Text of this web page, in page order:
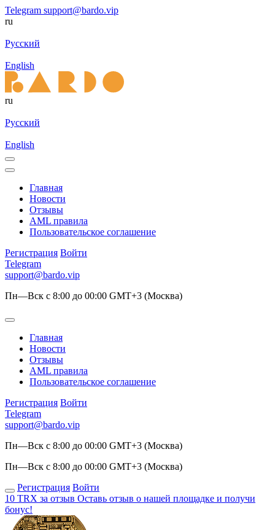
Telegram support@bardo.vip
ru
Русский
English
ru
Русский
English
Главная
Новости
Отзывы
AML правила
Пользовательское соглашение
Регистрация Войти
Telegram
support@bardo.vip
Пн—Вск с 8:00 до 00:00 GMT+3 (Москва)
Главная
Новости
Отзывы
AML правила
Пользовательское соглашение
Регистрация Войти
Telegram
support@bardo.vip
Пн—Вск с 8:00 до 00:00 GMT+3 (Москва)
Пн—Вск с 8:00 до 00:00 GMT+3 (Москва)
Регистрация Войти
10 TRX за отзыв Оставь отзыв о нашей площадке и получи
бонус!